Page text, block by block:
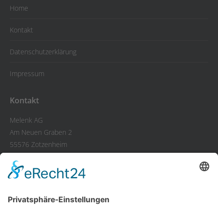
Home
Kontakt
Datenschutzerklärung
Impressum
Kontakt
Melenk AG
Am Neuen Graben 2
55576 Zotzenheim
Tel.: +49 67 01-93 39-0
Fax: +49 67 01-93 39-50